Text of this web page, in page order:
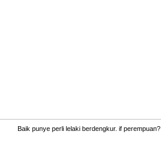
Baik punye perli lelaki berdengkur. if perempuan?